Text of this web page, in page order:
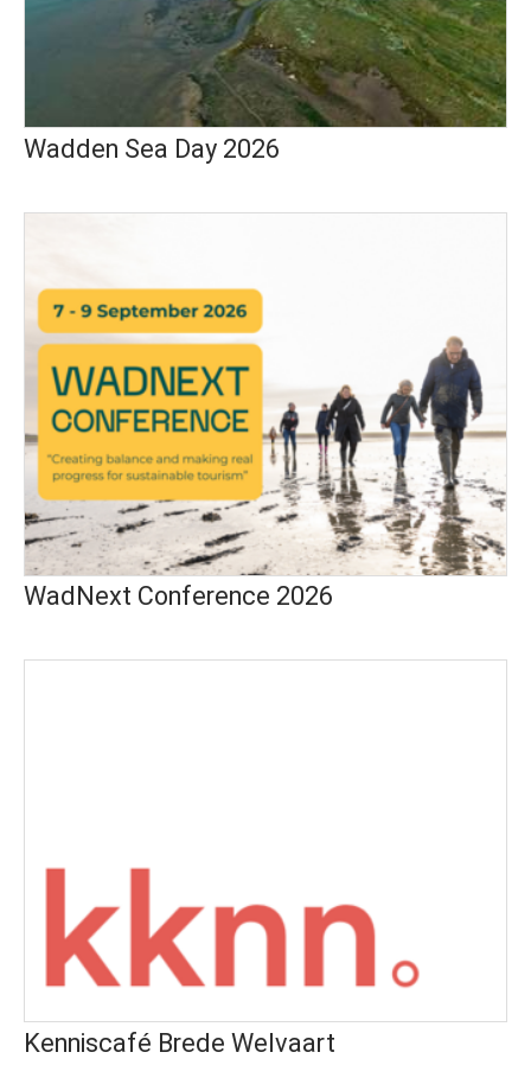
Wadden Sea Day 2026
WadNext Conference 2026
Kenniscafé Brede Welvaart